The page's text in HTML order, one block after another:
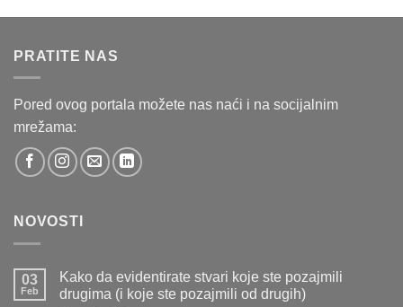
PRATITE NAS
Pored ovog portala možete nas naći i na socijalnim
mrežama:
NOVOSTI
03
Feb
Kako da evidentirate stvari koje ste pozajmili
drugima (i koje ste pozajmili od drugih)